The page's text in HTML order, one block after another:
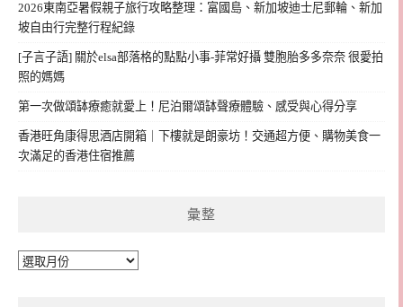
2026東南亞暑假親子旅行攻略整理：富國島、新加坡迪士尼郵輪、新加
坡自由行完整行程紀錄
[子言子語] 關於elsa部落格的點點小事-菲常好攝 雙胞胎多多奈奈 很愛拍
照的媽媽
第一次做頌缽療癒就愛上！尼泊爾頌缽聲療體驗、感受與心得分享
香港旺角康得思酒店開箱｜下樓就是朗豪坊！交通超方便、購物美食一
次滿足的香港住宿推薦
彙整
彙